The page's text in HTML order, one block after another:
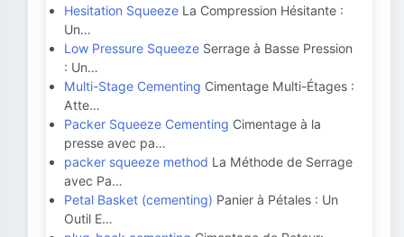
Hesitation Squeeze La Compression Hésitante :
Un…
Low Pressure Squeeze Serrage à Basse Pression
: Un…
Multi-Stage Cementing Cimentage Multi-Étages :
Atte…
Packer Squeeze Cementing Cimentage à la
presse avec pa…
packer squeeze method La Méthode de Serrage
avec Pa…
Petal Basket (cementing) Panier à Pétales : Un
Outil E…